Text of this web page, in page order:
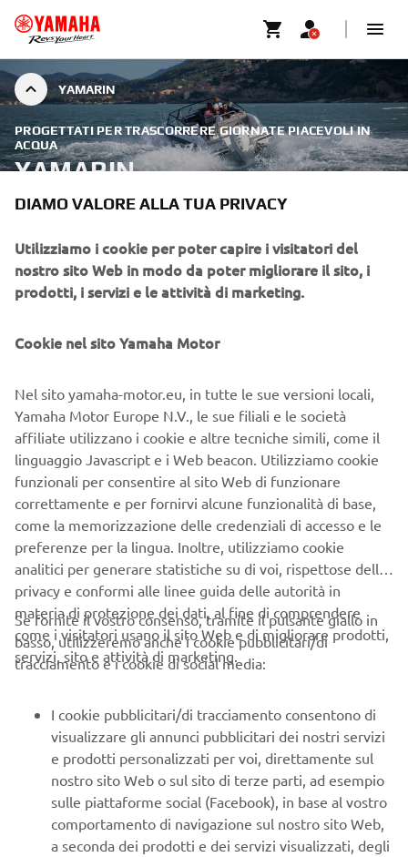
YAMARIN
PROGETTATI PER TRASCORRERE GIORNATE PIACEVOLI IN
ACQUA
YAMARIN
Yamarin è un marchio specializzato in imbarcazioni in fibra
di vetro sicure, confortevoli e forgiate dalle difficili
condizioni dei mari scandinavi. La filosofia dell'azienda è
incentrata sulla manovrabilità, sull'affidabilità e sul
desiderio di rendere la navigazione sempre più semplice.
Con un'offerta perfetta per il comfort per le famiglie e il
divertimento allo stato puro, Yamarin realizza
imbarcazioni ispirate alla semplicità scandinava, con layout
mare.
1/8
DIAMO VALORE ALLA TUA PRIVACY
Utilizziamo i cookie per poter capire i visitatori del
nostro sito Web in modo da poter migliorare il sito, i
prodotti, i servizi e le attività di marketing.
Cookie nel sito Yamaha Motor
Nel sito yamaha-motor.eu, in tutte le sue versioni locali,
Yamaha Motor Europe N.V., le sue filiali e le società
affiliate utilizzano i cookie e altre tecniche simili, come il
linguaggio Javascript e i Web beacon. Utilizziamo cookie
funzionali per consentire al sito Web di funzionare
correttamente e per fornirvi alcune funzionalità di base,
come la memorizzazione delle credenziali di accesso e le
preferenze per la lingua. Inoltre, utilizziamo cookie
analitici per generare statistiche su di voi, rispettose della
privacy e conformi alle linee guida delle autorità in
materia di protezione dei dati, al fine di comprendere
come i visitatori usano il sito Web e di migliorare prodotti,
servizi, sito e attività di marketing.
Se fornite il vostro consenso, tramite il pulsante giallo in
basso, utilizzeremo anche i cookie pubblicitari/di
tracciamento e i cookie di social media:
I cookie pubblicitari/di tracciamento consentono di
visualizzare gli annunci pubblicitari dei nostri servizi
e prodotti personalizzati per voi, direttamente sul
nostro sito Web o sul sito di terze parti, ad esempio
sulle piattaforme social (Facebook), in base al vostro
comportamento di navigazione sul nostro sito Web,
a seconda dei prodotti e dei servizi visualizzati, degli